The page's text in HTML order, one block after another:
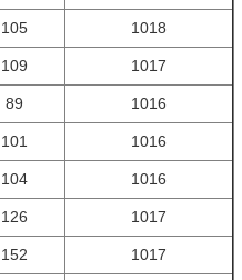
105 1018
109 1017
89 1016
101 1016
104 1016
126 1017
152 1017